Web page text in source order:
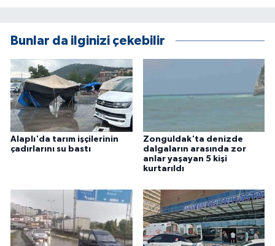
Bunlar da ilginizi çekebilir
Alaplı'da tarım işçilerinin
çadırlarını su bastı
Zonguldak'ta denizde
dalgaların arasında zor
anlar yaşayan 5 kişi
kurtarıldı